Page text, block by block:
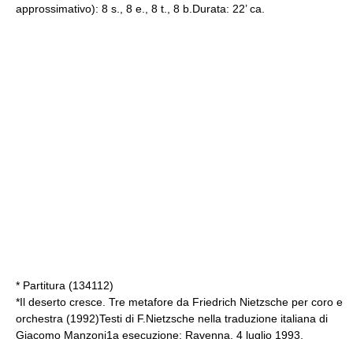
approssimativo): 8 s., 8 e., 8 t., 8 b.Durata: 22’ ca.
* Partitura (134112)
*Il deserto cresce. Tre metafore da Friedrich Nietzsche per coro e
orchestra (1992)Testi di F.Nietzsche nella traduzione italiana di
Giacomo Manzoni1a esecuzione: Ravenna, 4 luglio 1993,